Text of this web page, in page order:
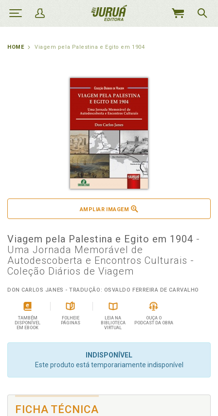
MEU
HOME Viagem pela Palestina e Egito em 1904
AMPLIAR IMAGEM
Viagem pela Palestina e Egito em 1904 -
Uma Jornada Memorável de
Autodescoberta e Encontros Culturais -
Coleção Diários de Viagem
DON CARLOS JANES - TRADUÇÃO: OSVALDO FERREIRA DE CARVALHO
TAMBÉM
DISPONÍVEL
EM EBOOK
FOLHEIE
PÁGINAS
LEIA NA
BIBLIOTECA
VIRTUAL
OUÇA O
PODCAST DA OBRA
INDISPONÍVEL
Este produto está temporariamente indisponível
FICHA TÉCNICA